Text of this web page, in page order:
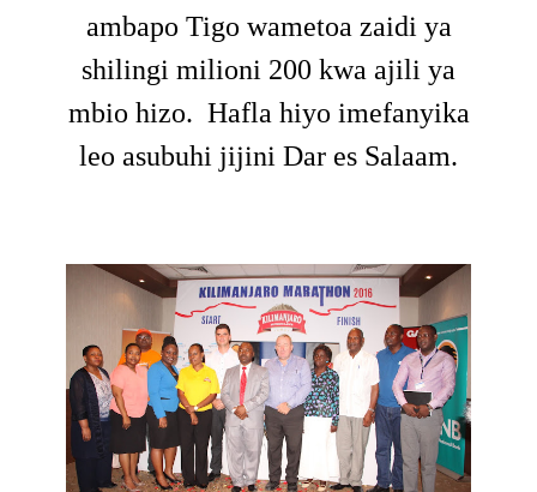
ambapo Tigo wametoa zaidi ya
shilingi milioni 200 kwa ajili ya
mbio hizo. Hafla hiyo imefanyika
leo asubuhi jijini Dar es Salaam.